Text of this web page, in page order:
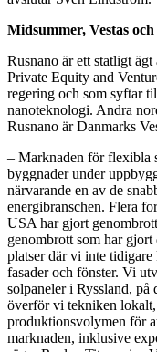
Midsummer, Vestas
Rusnano är ett statligt
Private Equity and
regering och som syftar
nanoteknologi. Andra
Rusnano är Danmarks
– Marknaden för flexibla
byggnader under
närvarande en av de
energibranschen. Flera
USA har gjort
genombrott som har
platser där vi inte
fasader och fönster. Vi
solpaneler i Ryssland, på
överför vi tekniken
produktionsvolymen för
marknaden, inklusive